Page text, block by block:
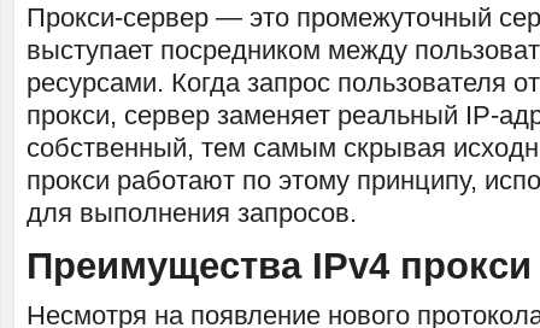
Прокси-сервер — это промежуточный
выступает посредником между
ресурсами. Когда запрос пользователя
прокси, сервер заменяет реальный IP-
собственный, тем самым скрывая
прокси работают по этому принципу,
для выполнения запросов.
Преимущества IPv4 прокси
Несмотря на появление нового